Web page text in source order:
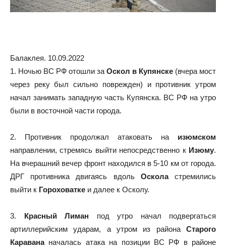
Балаклея. 10.09.2022
1. Ночью ВС РФ отошли за Оскол в Купянске (вчера мост
через реку был сильно поврежден) и противник утром
начал занимать западную часть Купянска. ВС РФ на утро
были в восточной части города.
2. Противник продолжал атаковать на изюмском
направлении, стремясь выйти непосредственно к Изюму.
На вчерашний вечер фронт находился в 5-10 км от города.
ДРГ противника двигаясь вдоль Осколастремились
выйти к Гороховатке и далее к Осколу.
3. Красный Лиман под утро начал подвергаться
артиллерийским ударам, а утром из района Старого
Каравананачалась атака на позиции ВС РФ в районе